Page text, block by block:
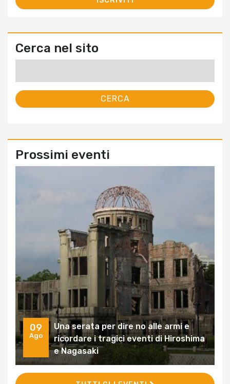
Cerca nel sito
Prossimi eventi
09
Ago
Una serata per dire no alle armi e
ricordare i tragici eventi di Hiroshima
e Nagasaki